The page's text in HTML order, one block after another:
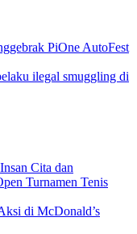
PiOne AutoFest
ilegal smuggling di
Cita dan
Turnamen Tenis
di McDonald’s